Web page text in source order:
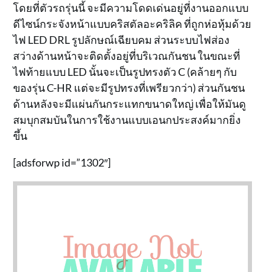
โดยที่ตัวรถรุ่นนี้ จะมีความโดดเด่นอยู่ที่งานออกแบบ
ดีไซน์กระจังหน้าแบบคริสตัลอะคริลิค ที่ถูกห่อหุ้มด้วย
ไฟ LED DRL รูปลักษณ์เฉียบคม ส่วนระบบไฟส่อง
สว่างด้านหน้าจะติดตั้งอยู่ที่บริเวณกันชน ในขณะที่
ไฟท้ายแบบ LED นั้นจะเป็นรูปทรงตัว C (คล้ายๆ กับ
ของรุ่น C-HR แต่จะมีรูปทรงที่เพรียวกว่า) ส่วนกันชน
ด้านหลังจะมีแผ่นกันกระแทกขนาดใหญ่ เพื่อให้มันดู
สมบุกสมบันในการใช้งานแบบเอนกประสงค์มากยิ่ง
ขึ้น
[adsforwp id=”1302″]